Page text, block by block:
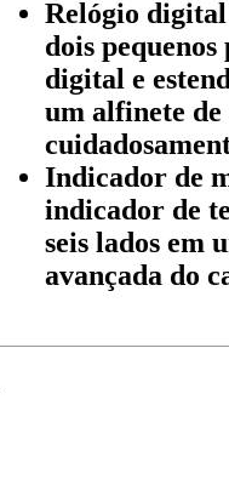
Relógio
dois
digital e
um alfinete
Indicador de
indicador de
seis lados em
avançada do